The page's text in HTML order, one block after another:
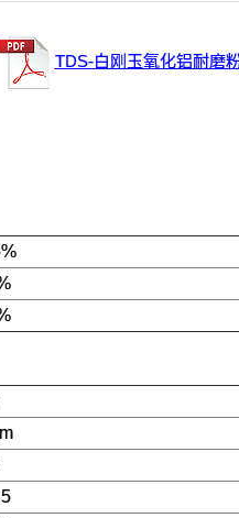
TDS-白刚玉氧化铝耐磨